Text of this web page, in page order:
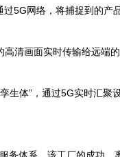
5G网络，将捕捉到的
高清画面实时传输给远
生体”，通过5G实时汇